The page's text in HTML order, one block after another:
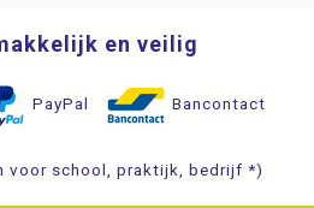
en veilig
PayPal Bancontact
voor school, praktijk, bedrijf *)